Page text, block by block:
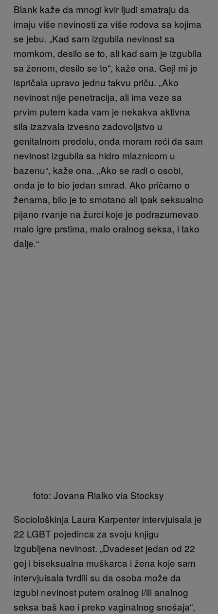
Blank kaže da mnogi kvir ljudi smatraju da
imaju više nevinosti za više rodova sa kojima
se jebu. „Kad sam izgubila nevinost sa
momkom, desilo se to, ali kad sam je izgubila
sa ženom, desilo se to“, kaže ona. Gejl mi je
ispričala upravo jednu takvu priču. „Ako
nevinost nije penetracija, ali ima veze sa
prvim putem kada vam je nekakva aktivna
sila izazvala izvesno zadovoljstvo u
genitalnom predelu, onda moram reći da sam
nevinost izgubila sa hidro mlaznicom u
bazenu“, kaže ona. „Ako se radi o osobi,
onda je to bio jedan smrad. Ako pričamo o
ženama, bilo je to smotano ali ipak seksualno
pijano rvanje na žurci koje je podrazumevao
malo igre prstima, malo oralnog seksa, i tako
dalje.“
foto: Jovana Rialko via Stocksy
Sociološkinja Laura Karpenter intervjuisala je
22 LGBT pojedinca za svoju knjigu
Izgubljena nevinost. „Dvadeset jedan od 22
gej i biseksualna muškarca i žena koje sam
intervjuisala tvrdili su da osoba može da
izgubi nevinost putem oralnog i/ili analnog
seksa baš kao i preko vaginalnog snošaja“,